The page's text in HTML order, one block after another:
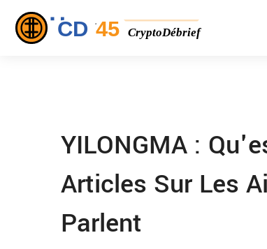
YILONGMA :
Articles Sur Les
Parlent